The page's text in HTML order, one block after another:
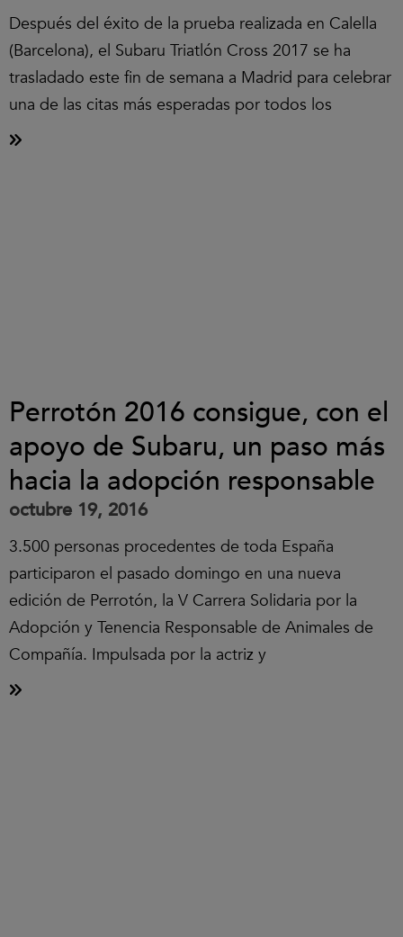
Después del éxito de la prueba realizada en Calella
(Barcelona), el Subaru Triatlón Cross 2017 se ha
trasladado este fin de semana a Madrid para celebrar
una de las citas más esperadas por todos los
Perrotón 2016 consigue, con el
apoyo de Subaru, un paso más
hacia la adopción responsable
octubre 19, 2016
3.500 personas procedentes de toda España
participaron el pasado domingo en una nueva
edición de Perrotón, la V Carrera Solidaria por la
Adopción y Tenencia Responsable de Animales de
Compañía. Impulsada por la actriz y